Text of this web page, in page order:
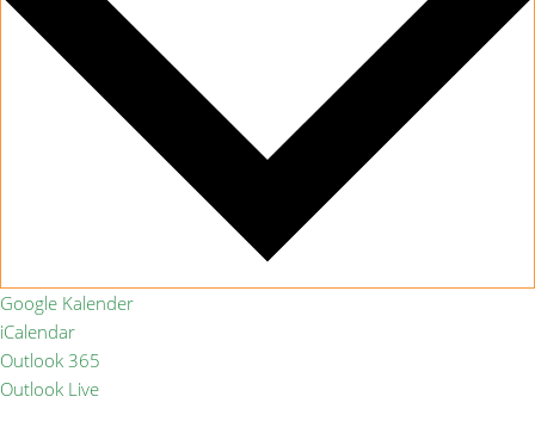
Google Kalender
iCalendar
Outlook 365
Outlook Live